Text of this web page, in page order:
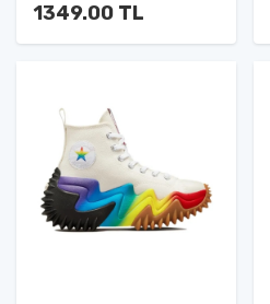
1349.00 TL